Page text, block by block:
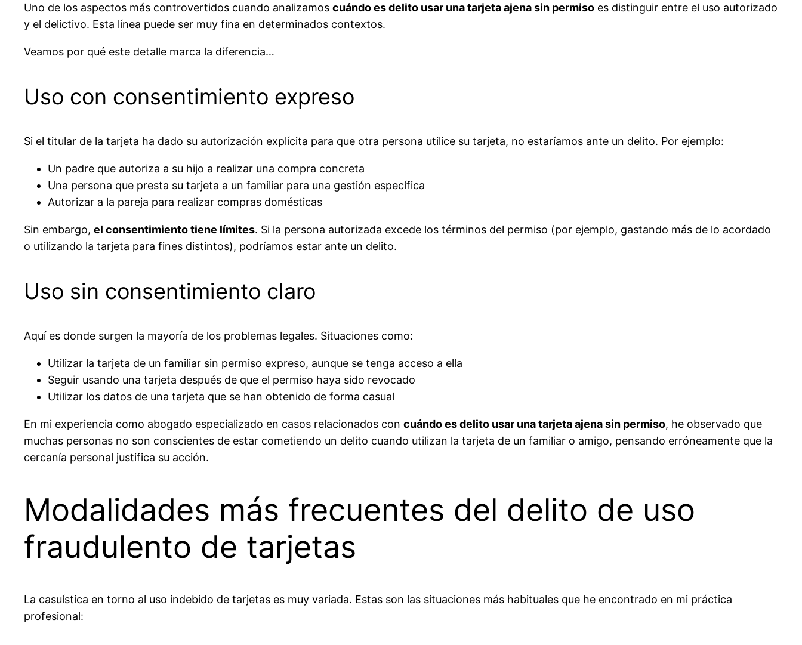
Uno de los aspectos más controvertidos cuando analizamos cuándo es delito usar una tarjeta ajena sin permiso es distinguir entre el uso autorizado
y el delictivo. Esta línea puede ser muy fina en determinados contextos.
Veamos por qué este detalle marca la diferencia…
Uso con consentimiento expreso
Si el titular de la tarjeta ha dado su autorización explícita para que otra persona utilice su tarjeta, no estaríamos ante un delito. Por ejemplo:
Un padre que autoriza a su hijo a realizar una compra concreta
Una persona que presta su tarjeta a un familiar para una gestión específica
Autorizar a la pareja para realizar compras domésticas
Sin embargo, el consentimiento tiene límites. Si la persona autorizada excede los términos del permiso (por ejemplo, gastando más de lo acordado
o utilizando la tarjeta para fines distintos), podríamos estar ante un delito.
Uso sin consentimiento claro
Aquí es donde surgen la mayoría de los problemas legales. Situaciones como:
Utilizar la tarjeta de un familiar sin permiso expreso, aunque se tenga acceso a ella
Seguir usando una tarjeta después de que el permiso haya sido revocado
Utilizar los datos de una tarjeta que se han obtenido de forma casual
En mi experiencia como abogado especializado en casos relacionados con cuándo es delito usar una tarjeta ajena sin permiso, he observado que
muchas personas no son conscientes de estar cometiendo un delito cuando utilizan la tarjeta de un familiar o amigo, pensando erróneamente que la
cercanía personal justifica su acción.
Modalidades más frecuentes del delito de uso
fraudulento de tarjetas
La casuística en torno al uso indebido de tarjetas es muy variada. Estas son las situaciones más habituales que he encontrado en mi práctica
profesional: